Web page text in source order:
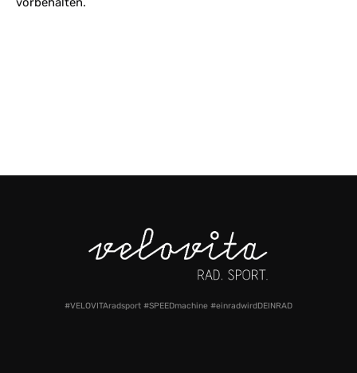
#VELOVITAradsport #SPEEDmachine #einradwirdDEINRAD